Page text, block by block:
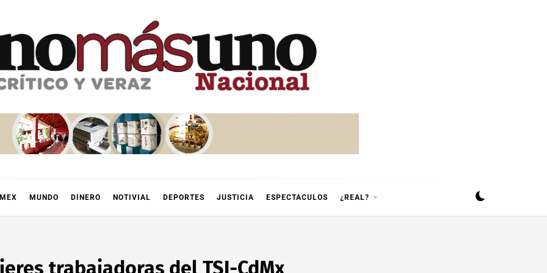
MUNDO DINERO NOTIVIAL DEPORTES JUSTICIA ESPECTACULOS ¿REAL?
trabajadoras del TSJ-CdMx